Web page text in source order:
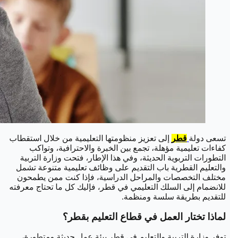
تسعى دولة قطر
إلى تعزيز منظومتها التعليمية من خلال استقطاب
كفاءات تعليمية مؤهلة، تجمع بين الخبرة والاحترافية، وتواكب
التطورات التربوية الحديثة، وفي هذا الإطار، فتحت وزارة التربية
والتعليم القطرية باب التقديم على وظائف تعليمية متنوعة تشمل
مختلف التخصصات والمراحل الدراسية، فإذا كنت ممن يطمحون
للانضمام إلى السلك التعليمي في قطر، فإليك كل ما تحتاج معرفته
للتقديم بطريقة سلسة ومنظمة.
لماذا تختار العمل في قطاع التعليم بقطر؟